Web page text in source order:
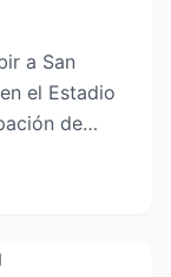
a San
el Estadio
de